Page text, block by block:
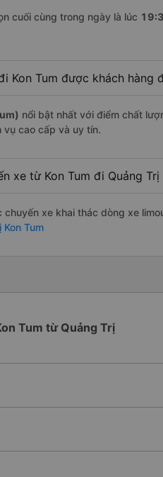
cuối cùng trong ngày là lúc
Kon Tum được khách hàng
nổi bật nhất với điểm chất
vụ cao cấp và uy tín.
xe từ Kon Tum đi Quảng Trị
xe khai thác dòng xe
Kon Tum
Tum từ Quảng Trị